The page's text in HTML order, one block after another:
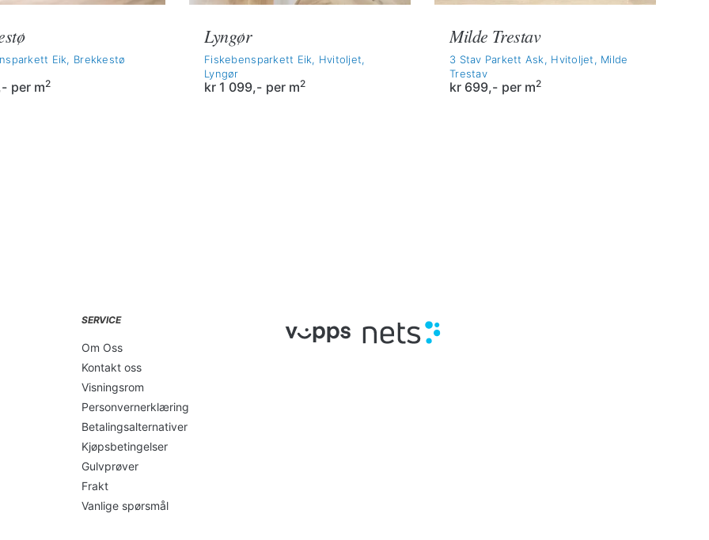
Eik, Brekkestø
per m2
Lyngør
Fiskebensparkett Eik, Hvitoljet,
Lyngør
kr 1 099,- per m2
Milde Trestav
3 Stav Parkett Ask, Hvitoljet, Milde
Trestav
kr 699,- per m2
SERVICE
Om Oss
Kontakt oss
Visningsrom
Personvernerklæring
Betalingsalternativer
Kjøpsbetingelser
Gulvprøver
Frakt
Vanlige spørsmål